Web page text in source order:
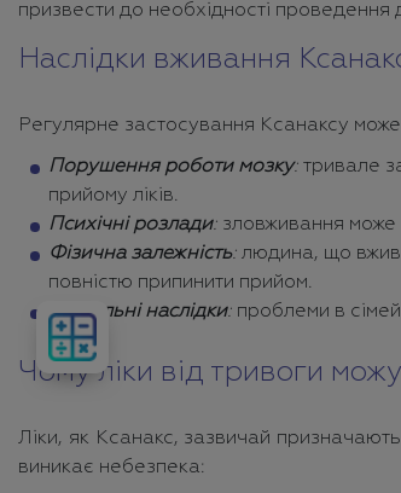
призвести до необхідності проведення
Наслідки вживання
Регулярне застосування Ксанаксу
Порушення роботи мозку: тривале
прийому ліків.
Психічні розлади: зловживання може
Фізична залежність: людина, що
повністю припинити прийом.
Соціальні наслідки: проблеми в
Чому ліки від тривоги
Ліки, як Ксанакс, зазвичай
виникає небезпека:
Розрахувати